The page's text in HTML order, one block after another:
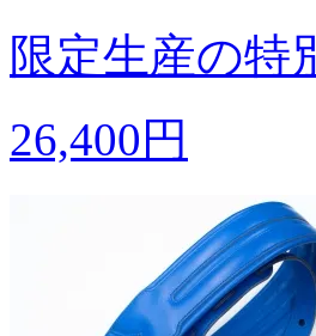
限定生産の特
26,400円